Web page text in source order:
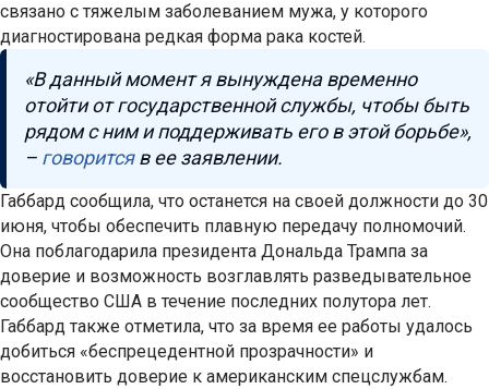
связано с тяжелым заболеванием мужа, у которого
диагностирована редкая форма рака костей.
«В данный момент я вынуждена временно
отойти от государственной службы, чтобы быть
рядом с ним и поддерживать его в этой борьбе»,
– говоритсяв ее заявлении.
Габбард сообщила, что останется на своей должности до 30
июня, чтобы обеспечить плавную передачу полномочий.
Она поблагодарила президента Дональда Трампа за
доверие и возможность возглавлять разведывательное
сообщество США в течение последних полутора лет.
Габбард также отметила, что за время ее работы удалось
добиться «беспрецедентной прозрачности» и
восстановить доверие к американским спецслужбам.